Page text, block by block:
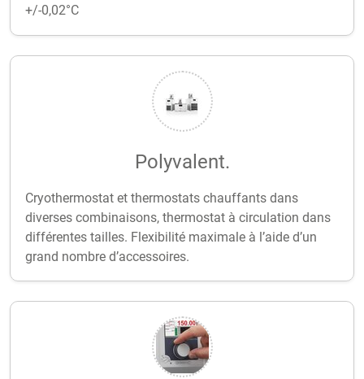
+/-0,02°C
Polyvalent.
Cryothermostat et thermostats chauffants dans
diverses combinaisons, thermostat à circulation dans
différentes tailles. Flexibilité maximale à l’aide d’un
grand nombre d’accessoires.